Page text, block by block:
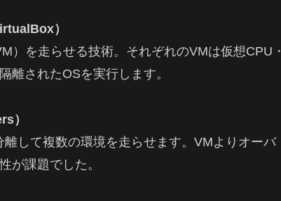
）
）を走らせる技術。それぞれのVMは仮想CPU・
離されたOSを実行します。
）
して複数の環境を走らせます。VMよりオーバ
が課題でした。